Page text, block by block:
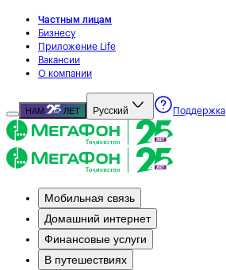
Частным лицам
Бизнесу
Приложение Life
Вакансии
О компании
НАМ ЛЕТ Русский Поддержка
Мобильная связь
Домашний интернет
Финансовые услуги
В путешествиях